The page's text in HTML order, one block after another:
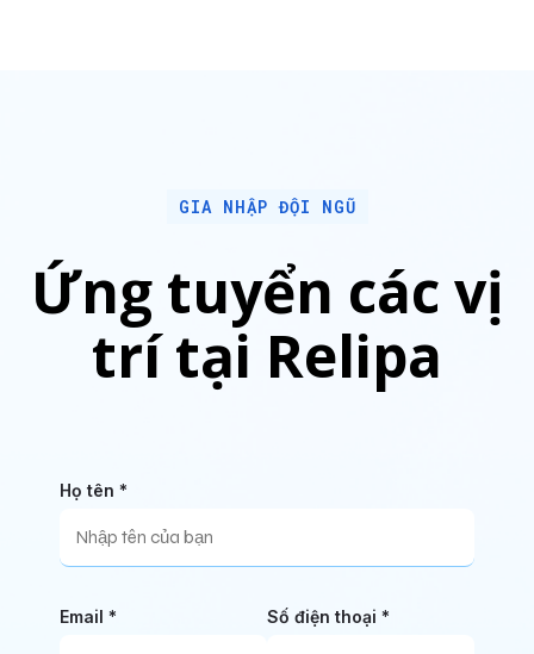
GIA NHẬP ĐỘI NGŨ
Ứng tuyển các vị
trí tại Relipa
Họ tên *
Email * Số điện thoại *